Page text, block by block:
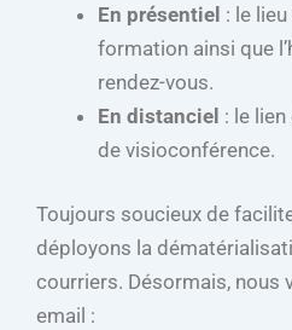
En présentiel : le
formation ainsi que
rendez-vous.
En distanciel : le
de visioconférence.
Toujours soucieux de
déployons la
courriers. Désormais, nous
email :